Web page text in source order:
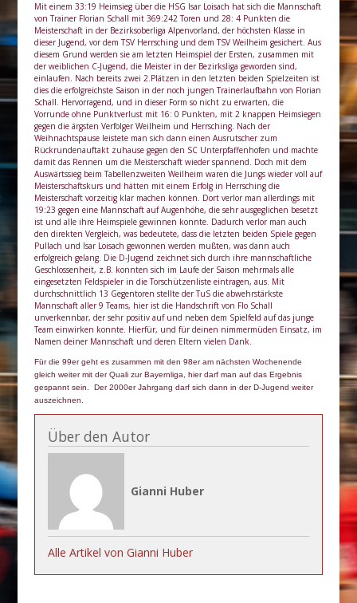
Mit einem 33:19 Heimsieg über die HSG Isar Loisach hat sich die Mannschaft
von Trainer Florian Schall mit 369:242 Toren und 28: 4 Punkten die
Meisterschaft in der Bezirksoberliga Alpenvorland, der höchsten Klasse in
dieser Jugend, vor dem TSV Herrsching und dem TSV Weilheim gesichert. Aus
diesem Grund werden sie am letzten Heimspiel der Ersten, zusammen mit
der weiblichen C-Jugend, die Meister in der Bezirksliga geworden sind,
einlaufen. Nach bereits zwei 2.Plätzen in den letzten beiden Spielzeiten ist
dies die erfolgreichste Saison in der noch jungen Trainerlaufbahn von Florian
Schall. Hervorragend, und in dieser Form so nicht zu erwarten, die
Vorrunde ohne Punktverlust mit 16: 0 Punkten, mit 2 knappen Heimsiegen
gegen die ärgsten Verfolger Weilheim und Herrsching. Nach der
Weihnachtspause leistete man sich dann einen Ausrutscher zum
Rückrundenauftakt zuhause gegen den SC Unterpfaffenhofen und machte
damit das Rennen um die Meisterschaft wieder spannend. Doch mit dem
Auswärtssieg beim Tabellenzweiten Weilheim waren die Jungs wieder voll auf
Meisterschaftskurs und hätten mit einem Erfolg in Herrsching die
Meisterschaft vorzeitig klar machen können. Dort verlor man allerdings mit
19:23 gegen eine Mannschaft auf Augenhöhe, die sehr ausgeglichen besetzt
ist und alle ihre Heimspiele gewinnen konnte. Dadurch verlor man auch
den direkten Vergleich, was bedeutete, dass die letzten beiden Spiele gegen
Pullach und Isar Loisach gewonnen werden mußten, was dann auch
erfolgreich gelang. Die D-Jugend zeichnet sich durch ihre mannschaftliche
Geschlossenheit, z.B. konnten sich im Laufe der Saison mehrmals alle
eingesetzten Feldspieler in die Torschützenliste eintragen, aus. Mit
durchschnittlich 13 Gegentoren stellte der TuS die abwehrstärkste
Mannschaft aller 9 Teams, hier ist die Handschrift von Flo Schall
unverkennbar, der sehr positiv auf und neben dem Spielfeld auf das junge
Team einwirken konnte. Hierfür, und für deinen nimmermüden Einsatz, im
Namen deiner Mannschaft und deren Eltern vielen Dank.
Für die 99er geht es zusammen mit den 98er am nächsten Wochenende
gleich weiter mit der Quali zur Bayernliga, hier darf man auf das Ergebnis
gespannt sein. Der 2000er Jahrgang darf sich dann in der D-Jugend weiter
auszeichnen.
Über den Autor
Gianni Huber
Alle Artikel von Gianni Huber